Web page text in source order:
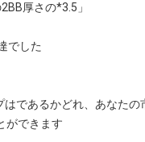
厚さの*3.5」
でした
であるかどれ、あなた
ができます